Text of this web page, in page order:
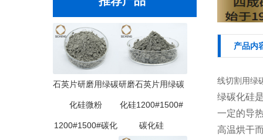
石英片研磨用绿碳
化硅微粉
1200#1500#碳化
研磨石英片用绿碳
化硅1200#1500#
碳化硅
产品内
线切割用绿
绿碳化硅
一定的导
高温烘干